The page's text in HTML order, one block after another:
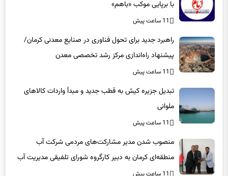
11 ساعت پیش
راهبرد جدید برای تحول فناوری در صنایع معدنی کرمان/
پیشنهاد راه‌اندازی مرکز رشد تخصصی معدن
11 ساعت پیش
ملوانی
11 ساعت پیش
منصوب شدن مدیر مشارکت‌های مردمی شرکت آب
منطقه‌ای کرمان به دبیر کارگروه شورای تلفیقی مدیریت آب
11 ساعت پیش